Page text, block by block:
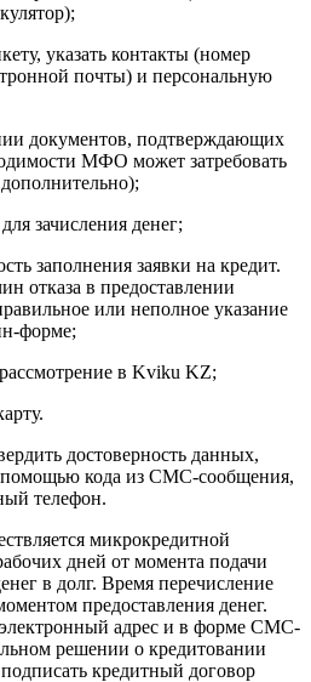
указать контакты (номер
почты) и персональную
документов, подтверждающих
МФО может затребовать
зачисления денег;
заполнения заявки на кредит.
отказа в предоставлении
или неполное указание
форме;
в Kviku KZ;
достоверность данных,
кода из СМС-сообщения,
телефон.
микрокредитной
дней от момента подачи
в долг. Время перечисление
предоставления денег.
электронный адрес и в форме СМС-
решении о кредитовании
кредитный договор